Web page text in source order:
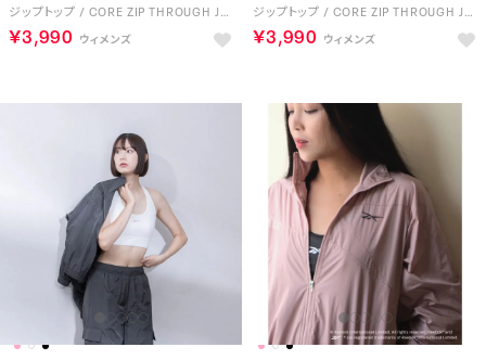
ジップトップ / CORE ZIP THROUGH JACKET （ブラック）
￥3,990
ジップトップ / CORE ZIP THROUGH JACKET （ペールパープル）
￥3,990